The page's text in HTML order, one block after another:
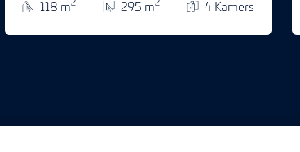
118 m 295 m 4 Kamers